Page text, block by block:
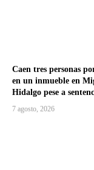
Caen tres personas
en un inmueble en
Hidalgo pese a
7 agosto, 2026